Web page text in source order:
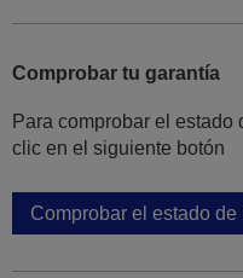
Comprobar tu garantía
Para comprobar el estado
clic en el siguiente botón
Comprobar el estado de